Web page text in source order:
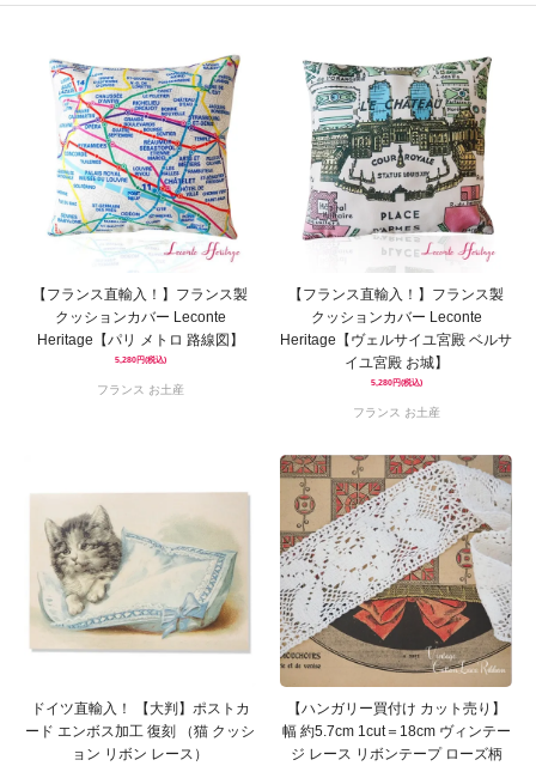
【フランス直輸入！】フランス製
クッションカバー Leconte
Heritage【パリ メトロ 路線図】
5,280円(税込)
フランス お土産
【フランス直輸入！】フランス製
クッションカバー Leconte
Heritage【ヴェルサイユ宮殿 ベルサ
イユ宮殿 お城】
5,280円(税込)
フランス お土産
ドイツ直輸入！ 【大判】ポストカ
ード エンボス加工 復刻 （猫 クッシ
ョン リボン レース）
【ハンガリー買付け カット売り】
幅 約5.7cm 1cut＝18cm ヴィンテー
ジ レース リボンテープ ローズ柄